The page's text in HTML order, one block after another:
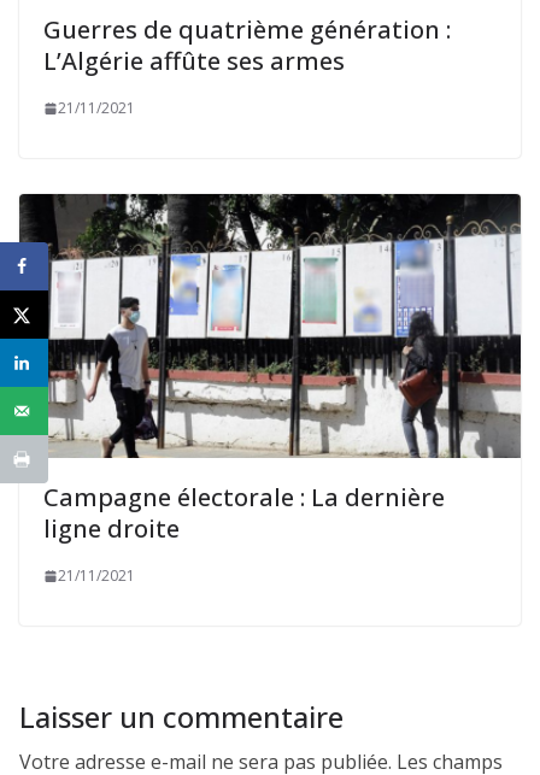
Guerres de quatrième génération :
L’Algérie affûte ses armes
21/11/2021
Campagne électorale : La dernière
ligne droite
21/11/2021
Laisser un commentaire
Votre adresse e-mail ne sera pas publiée. Les champs